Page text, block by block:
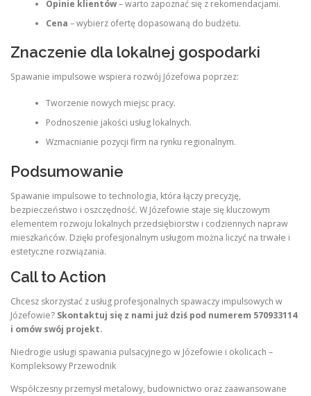
Opinie klientów– warto zapoznać się z rekomendacjami.
Cena – wybierz ofertę dopasowaną do budżetu.
Znaczenie dla lokalnej gospodarki
Spawanie impulsowe wspiera rozwój Józefowa poprzez:
Tworzenie nowych miejsc pracy.
Podnoszenie jakości usług lokalnych.
Wzmacnianie pozycji firm na rynku regionalnym.
Podsumowanie
Spawanie impulsowe to technologia, która łączy precyzję,
bezpieczeństwo i oszczędność. W Józefowie staje się kluczowym
elementem rozwoju lokalnych przedsiębiorstw i codziennych napraw
mieszkańców. Dzięki profesjonalnym usługom można liczyć na trwałe i
estetyczne rozwiązania.
Call to Action
Chcesz skorzystać z usług profesjonalnych spawaczy impulsowych w
Józefowie? Skontaktuj się z nami już dziś pod numerem 570933114
i omów swój projekt.
Niedrogie usługi spawania pulsacyjnego w Józefowie i okolicach –
Kompleksowy Przewodnik
Współczesny przemysł metalowy, budownictwo oraz zaawansowane